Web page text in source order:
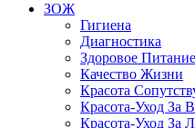
ЗОЖ
Гигиена
Диагностика
Здоровое Питание
Качество Жизни
Красота
Красота-Уход За
Красота-Уход За